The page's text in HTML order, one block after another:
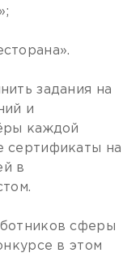
задания на
и
каждой
сертификаты на
в
сферы
в этом